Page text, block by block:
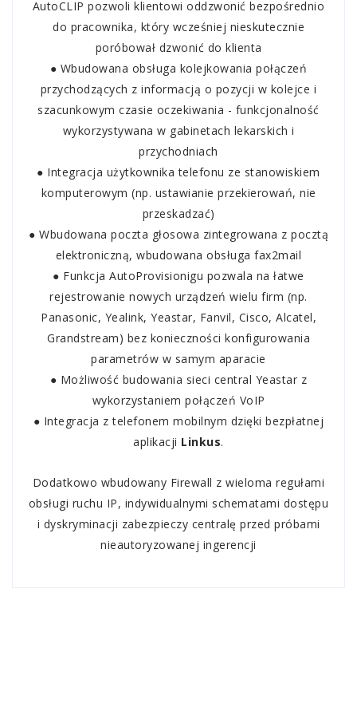
AutoCLIP pozwoli klientowi oddzwonić bezpośrednio
do pracownika, który wcześniej nieskutecznie
poróbował dzwonić do klienta
● Wbudowana obsługa kolejkowania połączeń
przychodzących z informacją o pozycji w kolejce i
szacunkowym czasie oczekiwania - funkcjonalność
wykorzystywana w gabinetach lekarskich i
przychodniach
● Integracja użytkownika telefonu ze stanowiskiem
komputerowym (np. ustawianie przekierowań, nie
przeskadzać)
● Wbudowana poczta głosowa zintegrowana z pocztą
elektroniczną, wbudowana obsługa fax2mail
● Funkcja AutoProvisionigu pozwala na łatwe
rejestrowanie nowych urządzeń wielu firm (np.
Panasonic, Yealink, Yeastar, Fanvil, Cisco, Alcatel,
Grandstream) bez konieczności konfigurowania
parametrów w samym aparacie
● Możliwość budowania sieci central Yeastar z
wykorzystaniem połączeń VoIP
● Integracja z telefonem mobilnym dzięki bezpłatnej
aplikacji Linkus.
Dodatkowo wbudowany Firewall z wieloma regułami
obsługi ruchu IP, indywidualnymi schematami dostępu
i dyskryminacji zabezpieczy centralę przed próbami
nieautoryzowanej ingerencji